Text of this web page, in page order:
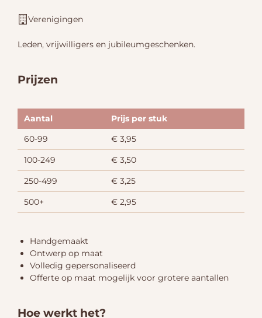
Verenigingen
Leden, vrijwilligers en jubileumgeschenken.
Prijzen
Aantal
Prijs per stuk
60-99
€ 3,95
100-249
€ 3,50
250-499
€ 3,25
500+
€ 2,95
Handgemaakt
Ontwerp op maat
Volledig gepersonaliseerd
Offerte op maat mogelijk voor grotere aantallen
Hoe werkt het?